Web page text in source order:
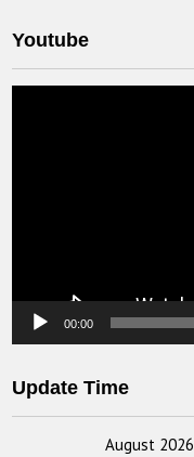
Youtube
00:00
Update Time
August 2026